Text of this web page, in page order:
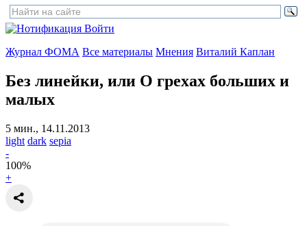
Войти
Журнал ФОМА Все материалы Мнения Виталий Каплан
Без линейки, или О грехах больших и
малых
5 мин., 14.11.2013
light dark sepia
-
100%
+